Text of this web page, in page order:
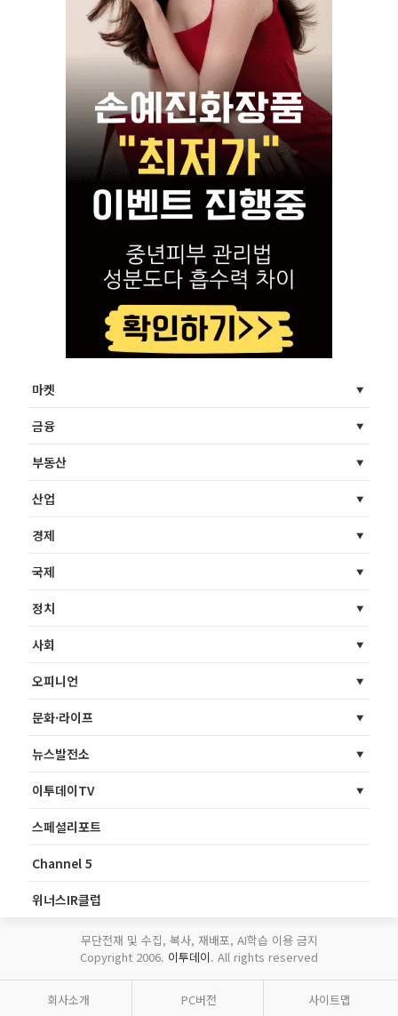
마켓
금융
부동산
산업
경제
국제
정치
사회
오피니언
문화·라이프
뉴스발전소
이투데이TV
스페셜리포트
Channel 5
위너스IR클럽
무단전재 및 수집, 복사, 재배포, AI학습 이용 금지
Copyright 2006. 이투데이. All rights reserved
회사소개 PC버전 사이트맵